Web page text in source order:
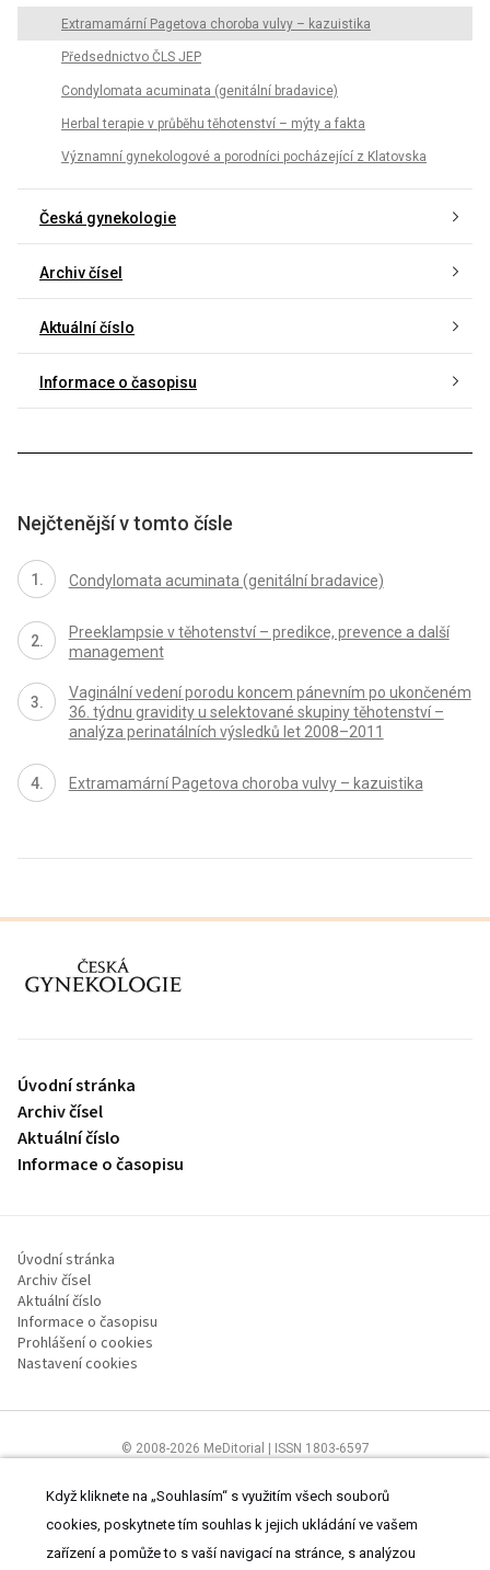
Extramamární Pagetova choroba vulvy – kazuistika
Předsednictvo ČLS JEP
Condylomata acuminata (genitální bradavice)
Herbal terapie v průběhu těhotenství – mýty a fakta
Významní gynekologové a porodníci pocházející z Klatovska
Česká gynekologie
Archiv čísel
Aktuální číslo
Informace o časopisu
Nejčtenější v tomto čísle
Condylomata acuminata (genitální bradavice)
Preeklampsie v těhotenství – predikce, prevence a další
management
Vaginální vedení porodu koncem pánevním po ukončeném
36. týdnu gravidity u selektované skupiny těhotenství –
analýza perinatálních výsledků let 2008–2011
Extramamární Pagetova choroba vulvy – kazuistika
proLékaře.cz
Úvodní stránka
Archiv čísel
Aktuální číslo
Informace o časopisu
Úvodní stránka
Archiv čísel
Aktuální číslo
Informace o časopisu
Prohlášení o cookies
Nastavení cookies
© 2008-2026 MeDitorial | ISSN 1803-6597
zdravotnictví.Čtěte prohlášeníaZásady zpracování osobních údajů
Když kliknete na „Souhlasím“ s využitím všech souborů
cookies, poskytnete tím souhlas k jejich ukládání ve vašem
zařízení a pomůže to s vaší navigací na stránce, s analýzou